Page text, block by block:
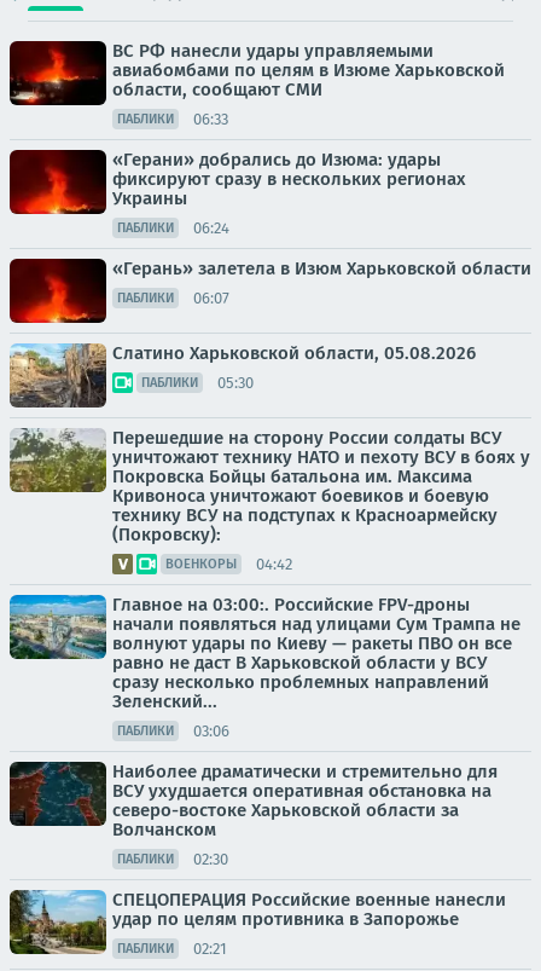
ВС РФ нанесли удары управляемыми
авиабомбами по целям в Изюме Харьковской
области, сообщают СМИ
ПАБЛИКИ 06:33
«Герани» добрались до Изюма: удары
фиксируют сразу в нескольких регионах
Украины
ПАБЛИКИ 06:24
«Герань» залетела в Изюм Харьковской области
ПАБЛИКИ 06:07
Слатино Харьковской области, 05.08.2026
ПАБЛИКИ 05:30
Перешедшие на сторону России солдаты ВСУ
уничтожают технику НАТО и пехоту ВСУ в боях у
Покровска Бойцы батальона им. Максима
Кривоноса уничтожают боевиков и боевую
технику ВСУ на подступах к Красноармейску
(Покровску):
ВОЕНКОРЫ 04:42
Главное на 03:00:. Российские FPV-дроны
начали появляться над улицами Сум Трампа не
волнуют удары по Киеву — ракеты ПВО он все
равно не даст В Харьковской области у ВСУ
сразу несколько проблемных направлений
Зеленский...
ПАБЛИКИ 03:06
Наиболее драматически и стремительно для
ВСУ ухудшается оперативная обстановка на
северо-востоке Харьковской области за
Волчанском
ПАБЛИКИ 02:30
СПЕЦОПЕРАЦИЯ Российские военные нанесли
удар по целям противника в Запорожье
ПАБЛИКИ 02:21